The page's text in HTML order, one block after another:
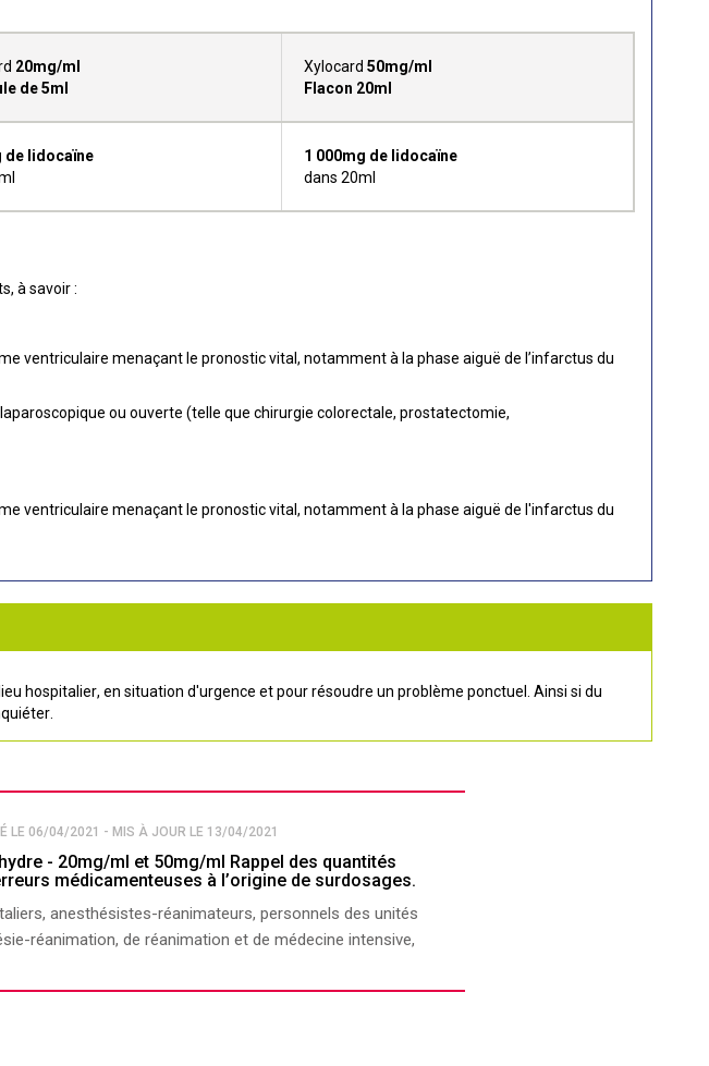
20mg/ml
de 5ml
Xylocard 50mg/ml
Flacon 20ml
de lidocaïne
1 000mg de lidocaïne
dans 20ml
à savoir :
ventriculaire menaçant le pronostic vital, notamment à la phase aiguë de l’infarctus du
ou ouverte (telle que chirurgie colorectale, prostatectomie,
ventriculaire menaçant le pronostic vital, notamment à la phase aiguë de l'infarctus du
hospitalier, en situation d'urgence et pour résoudre un problème ponctuel. Ainsi si du
LE 06/04/2021 - MIS À JOUR LE 13/04/2021
- 20mg/ml et 50mg/ml Rappel des quantités
médicamenteuses à l’origine de surdosages.
anesthésistes-réanimateurs, personnels des unités
réanimation, de réanimation et de médecine intensive,